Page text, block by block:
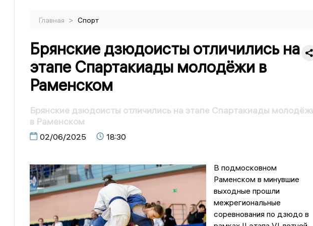
Главная > Спорт
Брянские дзюдоисты отличились на
этапе Спартакиады молодёжи в
Раменском
Брянские дзюдоисты отличились на этапе Спартакиады
в Раменском
02/06/2025 18:30
В подмосковном
Раменском в минувшие
выходные прошли
межрегиональные
соревнования по дзюдо в